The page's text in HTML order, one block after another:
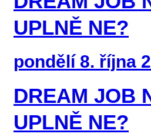
UPLNĚ NE?
pondělí 8. října
DREAM JOB
UPLNĚ NE?